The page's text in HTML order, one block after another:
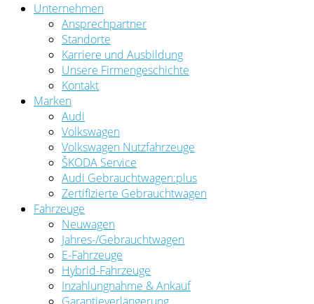
Unternehmen
Ansprechpartner
Standorte
Karriere und Ausbildung
Unsere Firmengeschichte
Kontakt
Marken
Audi
Volkswagen
Volkswagen Nutzfahrzeuge
ŠKODA Service
Audi Gebrauchtwagen:plus
Zertifizierte Gebrauchtwagen
Fahrzeuge
Neuwagen
Jahres-/Gebrauchtwagen
E-Fahrzeuge
Hybrid-Fahrzeuge
Inzahlungnahme & Ankauf